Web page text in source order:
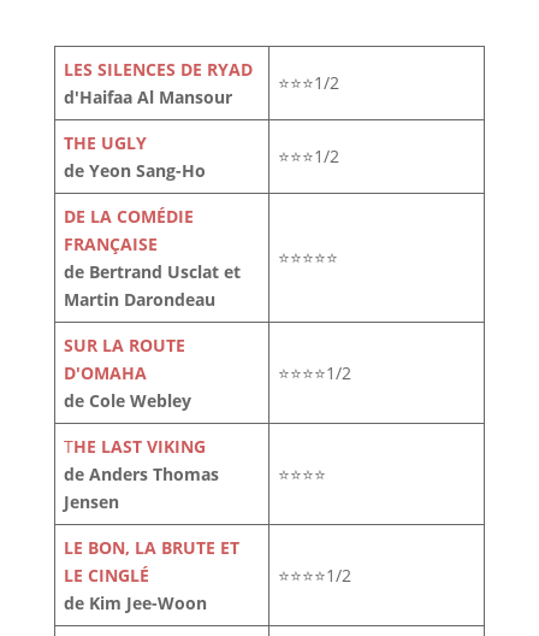
LES SILENCES DE RYAD
d'Haifaa Al Mansour
⭐⭐⭐1/2
THE UGLY
de Yeon Sang-Ho
⭐⭐⭐1/2
DE LA COMÉDIE
FRANÇAISE
de Bertrand Usclat et
Martin Darondeau
⭐⭐⭐⭐⭐
SUR LA ROUTE
D'OMAHA
de Cole Webley
⭐⭐⭐⭐1/2
THE LAST VIKING
de Anders Thomas
Jensen
⭐⭐⭐⭐
LE BON, LA BRUTE ET
LE CINGLÉ
de Kim Jee-Woon
⭐⭐⭐⭐1/2